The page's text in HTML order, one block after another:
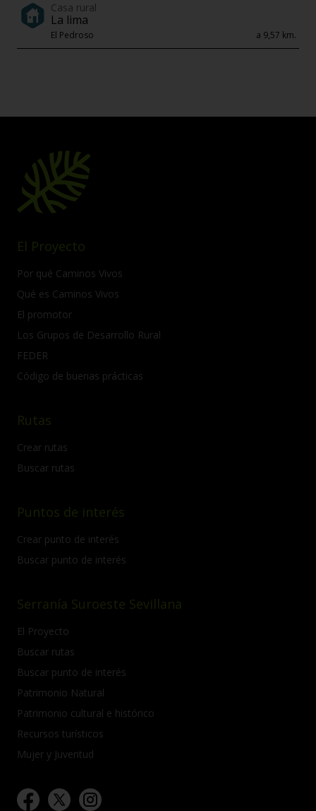
Casa rural
La lima
El Pedroso a 9,57 km.
El Proyecto
Por qué Caminos Vivos
Qué es Caminos Vivos
El promotor
Los Grupos de Desarrollo Rural
FEDER
Código de buenas prácticas
Rutas
Crear rutas
Buscar rutas
Puntos de interés
Crear punto de interés
Buscar punto de interés
Serranía Suroeste Sevillana
El Proyecto
Buscar rutas
Buscar punto de interés
Patrimonio Natural
Patrimonio cultural e histórico
Recursos turísticos
Mujer y Juventud